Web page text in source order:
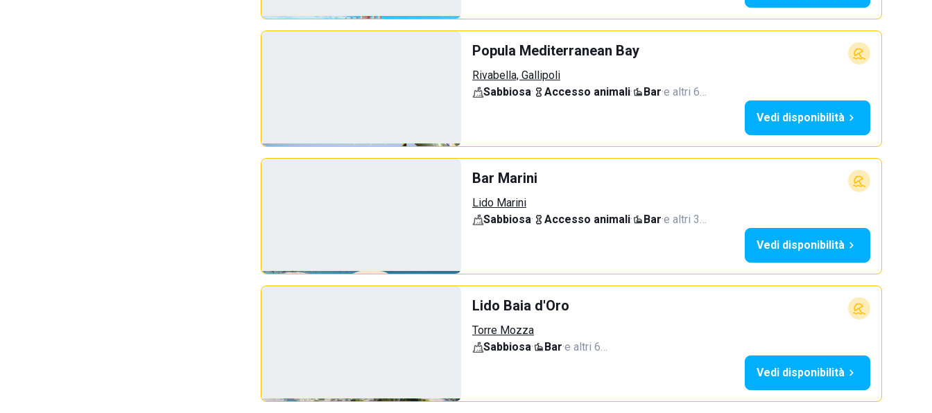
Popula Mediterranean Bay
Rivabella, Gallipoli
Sabbiosa· Accesso animali· Bar·e altri 6…
Vedi disponibilità
Bar Marini
Lido Marini
Sabbiosa· Accesso animali· Bar·e altri 3…
Vedi disponibilità
Lido Baia d'Oro
Torre Mozza
Sabbiosa· Bar·e altri 6…
Vedi disponibilità